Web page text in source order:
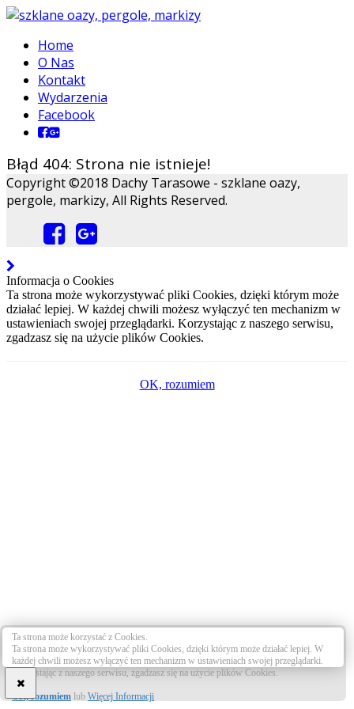
Home
O Nas
Kontakt
Wydarzenia
Facebook
Błąd 404: Strona nie istnieje!
Copyright ©2018 Dachy Tarasowe - szklane oazy,
pergole, markizy, All Rights Reserved.
Ta strona może korzystać z Cookies.
Ta strona może wykorzystywać pliki Cookies, dzięki którym może działać lepiej. W
każdej chwili możesz wyłączyć ten mechanizm w ustawieniach swojej przeglądarki.
Korzystając z naszego serwisu, zgadzasz się na użycie plików Cookies.
OK, rozumiem lub Więcej Informacji
Informacja o Cookies
Ta strona może wykorzystywać pliki Cookies, dzięki którym może
działać lepiej. W każdej chwili możesz wyłączyć ten mechanizm w
ustawieniach swojej przeglądarki. Korzystając z naszego serwisu,
zgadzasz się na użycie plików Cookies.
OK, rozumiem